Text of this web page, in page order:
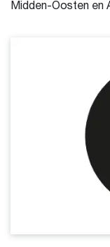
Midden-Oosten en